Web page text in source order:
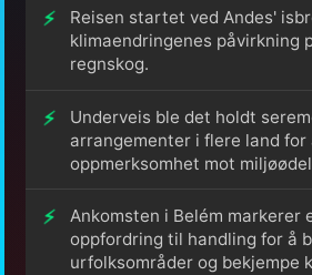
Reisen startet ved Andes'
klimaendringenes påvirkning
regnskog.
Underveis ble det holdt
arrangementer i flere land for
oppmerksomhet mot
Ankomsten i Belém markerer
oppfordring til handling for å
urfolksområder og bekjempe